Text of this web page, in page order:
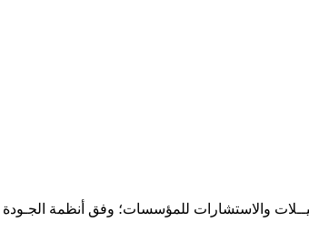
والاستشارات للمؤسسات؛ وفق أنظمة